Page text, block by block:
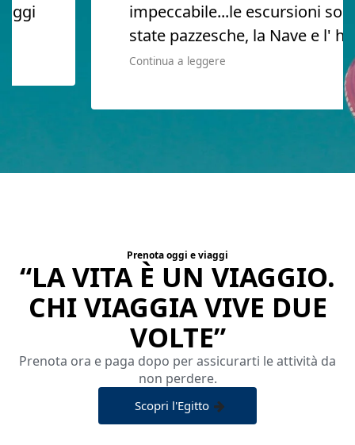
impeccabile...le escursioni sono
state pazzesche, la Nave e l' hotel
Continua a leggere
Prenota oggi e viaggi
“LA VITA È UN VIAGGIO.
CHI VIAGGIA VIVE DUE
VOLTE”
Prenota ora e paga dopo per assicurarti le attività da
non perdere.
Scopri l'Egitto